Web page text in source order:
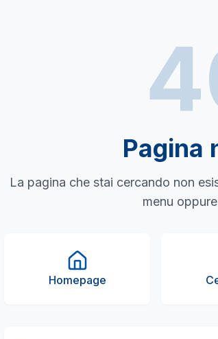
Pagina
La pagina che stai cercando non
menu
Homepage